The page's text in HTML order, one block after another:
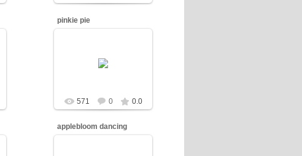
pinkie pie
571 0 0.0
applebloom dancing